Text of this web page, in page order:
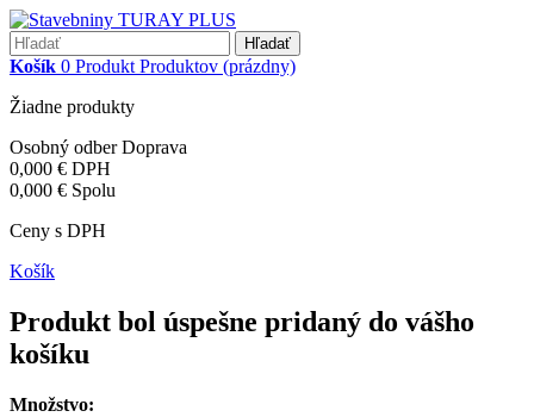
Hľadať
Košík 0 Produkt Produktov (prázdny)
Žiadne produkty
Osobný odberDoprava
0,000 € DPH
0,000 € Spolu
Ceny s DPH
Košík
Produkt bol úspešne pridaný do vášho
košíku
Množstvo: